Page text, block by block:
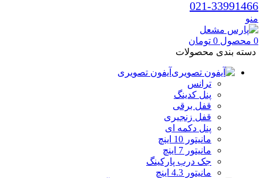
021-33991466
منو
0 محصول 0 تومان
دسته بندی محصولات
آیفون تصویری
ترانس
پنل کدینگ
قفل برقی
قفل زنجیری
پنل دکمه‌ ای
مانیتور 10 اینچ
مانیتور 7 اینچ
جک درب پارکینگ
مانیتور 4.3 اینچ